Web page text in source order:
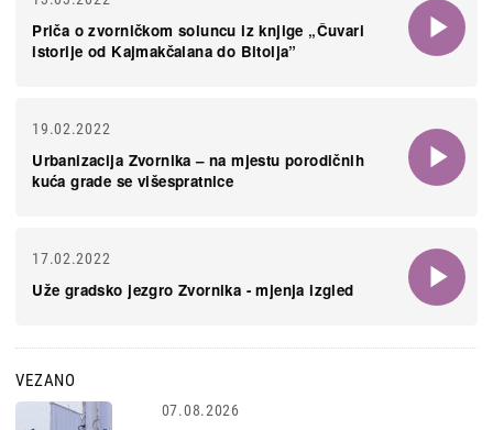
Priča o zvorničkom soluncu iz knjige „Čuvari
istorije od Kajmakčalana do Bitolja”
19.02.2022
Urbanizacija Zvornika – na mjestu porodičnih
kuća grade se višespratnice
17.02.2022
Uže gradsko jezgro Zvornika - mjenja izgled
VEZANO
07.08.2026